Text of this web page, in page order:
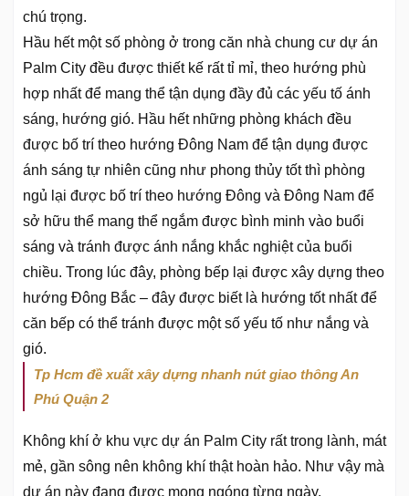
chú trọng.
Hầu hết một số phòng ở trong căn nhà chung cư dự án
Palm City đều được thiết kế rất tỉ mỉ, theo hướng phù
hợp nhất để mang thể tận dụng đầy đủ các yếu tố ánh
sáng, hướng gió. Hầu hết những phòng khách đều
được bố trí theo hướng Đông Nam để tận dụng được
ánh sáng tự nhiên cũng như phong thủy tốt thì phòng
ngủ lại được bố trí theo hướng Đông và Đông Nam để
sở hữu thể mang thể ngắm được bình minh vào buổi
sáng và tránh được ánh nắng khắc nghiệt của buổi
chiều. Trong lúc đây, phòng bếp lại được xây dựng theo
hướng Đông Bắc – đây được biết là hướng tốt nhất để
căn bếp có thể tránh được một số yếu tố như nắng và
gió.
Tp Hcm đề xuất xây dựng nhanh nút giao thông An
Phú Quận 2
Không khí ở khu vực dự án Palm City rất trong lành, mát
mẻ, gần sông nên không khí thật hoàn hảo. Như vậy mà
dự án này đang được mong ngóng từng ngày.